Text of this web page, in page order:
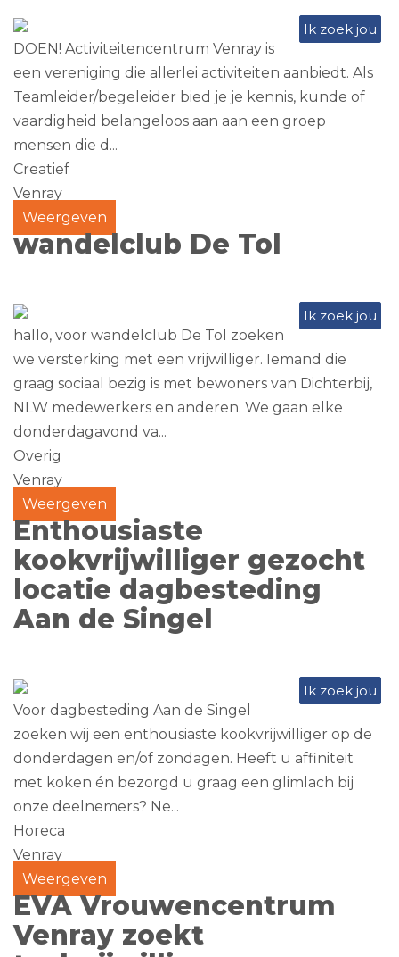
Ik zoek jou
DOEN! Activiteitencentrum Venray is
een vereniging die allerlei activiteiten aanbiedt. Als
Teamleider/begeleider bied je je kennis, kunde of
vaardigheid belangeloos aan aan een groep
mensen die d...
Creatief
Venray
Weergeven
wandelclub De Tol
Ik zoek jou
hallo, voor wandelclub De Tol zoeken
we versterking met een vrijwilliger. Iemand die
graag sociaal bezig is met bewoners van Dichterbij,
NLW medewerkers en anderen. We gaan elke
donderdagavond va...
Overig
Venray
Weergeven
Enthousiaste
kookvrijwilliger gezocht
locatie dagbesteding
Aan de Singel
Ik zoek jou
Voor dagbesteding Aan de Singel
zoeken wij een enthousiaste kookvrijwilliger op de
donderdagen en/of zondagen. Heeft u affiniteit
met koken én bezorgd u graag een glimlach bij
onze deelnemers? Ne...
Horeca
Venray
Weergeven
EVA Vrouwencentrum
Venray zoekt